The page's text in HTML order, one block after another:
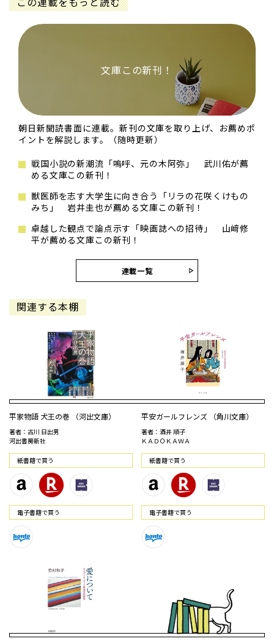
文庫この新刊！
朝日新聞読書面に連載。新刊の文庫を取り上げ、お薦めポ
イントを解説します。（随時更新）
戦国小説の新潮流「嗚呼、元の木阿弥」 武川佑が薦
める文庫この新刊！
獣医師を志す大学生に向き合う「リラの花咲くけもの
みち」 岩井圭也が薦める文庫この新刊！
卓越した観点で論点示す「映画誌への招待」 山﨑修
平が薦める文庫この新刊！
連載一覧
関連する本棚
平家物語 犬王の巻 （河出文庫）
著者：古川 日出男
河出書房新社
紙書籍で買う
電⼦書籍で買う
平安ガールフレンズ （角川文庫）
著者：酒井 順子
ＫＡＤＯＫＡＷＡ
紙書籍で買う
電⼦書籍で買う